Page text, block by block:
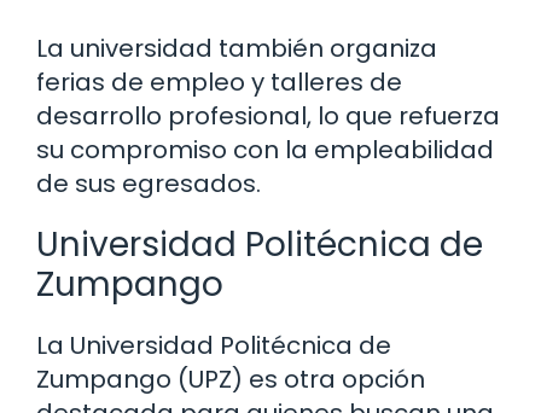
La universidad también organiza
ferias de empleo y talleres de
desarrollo profesional, lo que refuerza
su compromiso con la empleabilidad
de sus egresados.
Universidad Politécnica de
Zumpango
La Universidad Politécnica de
Zumpango (UPZ) es otra opción